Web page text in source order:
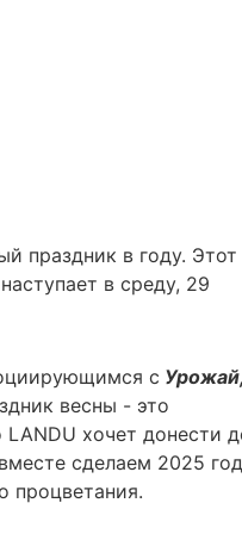
праздник в году. Этот
в среду, 29
с Урожай,
весны - это
LANDU хочет донести
сделаем 2025 год
процветания.